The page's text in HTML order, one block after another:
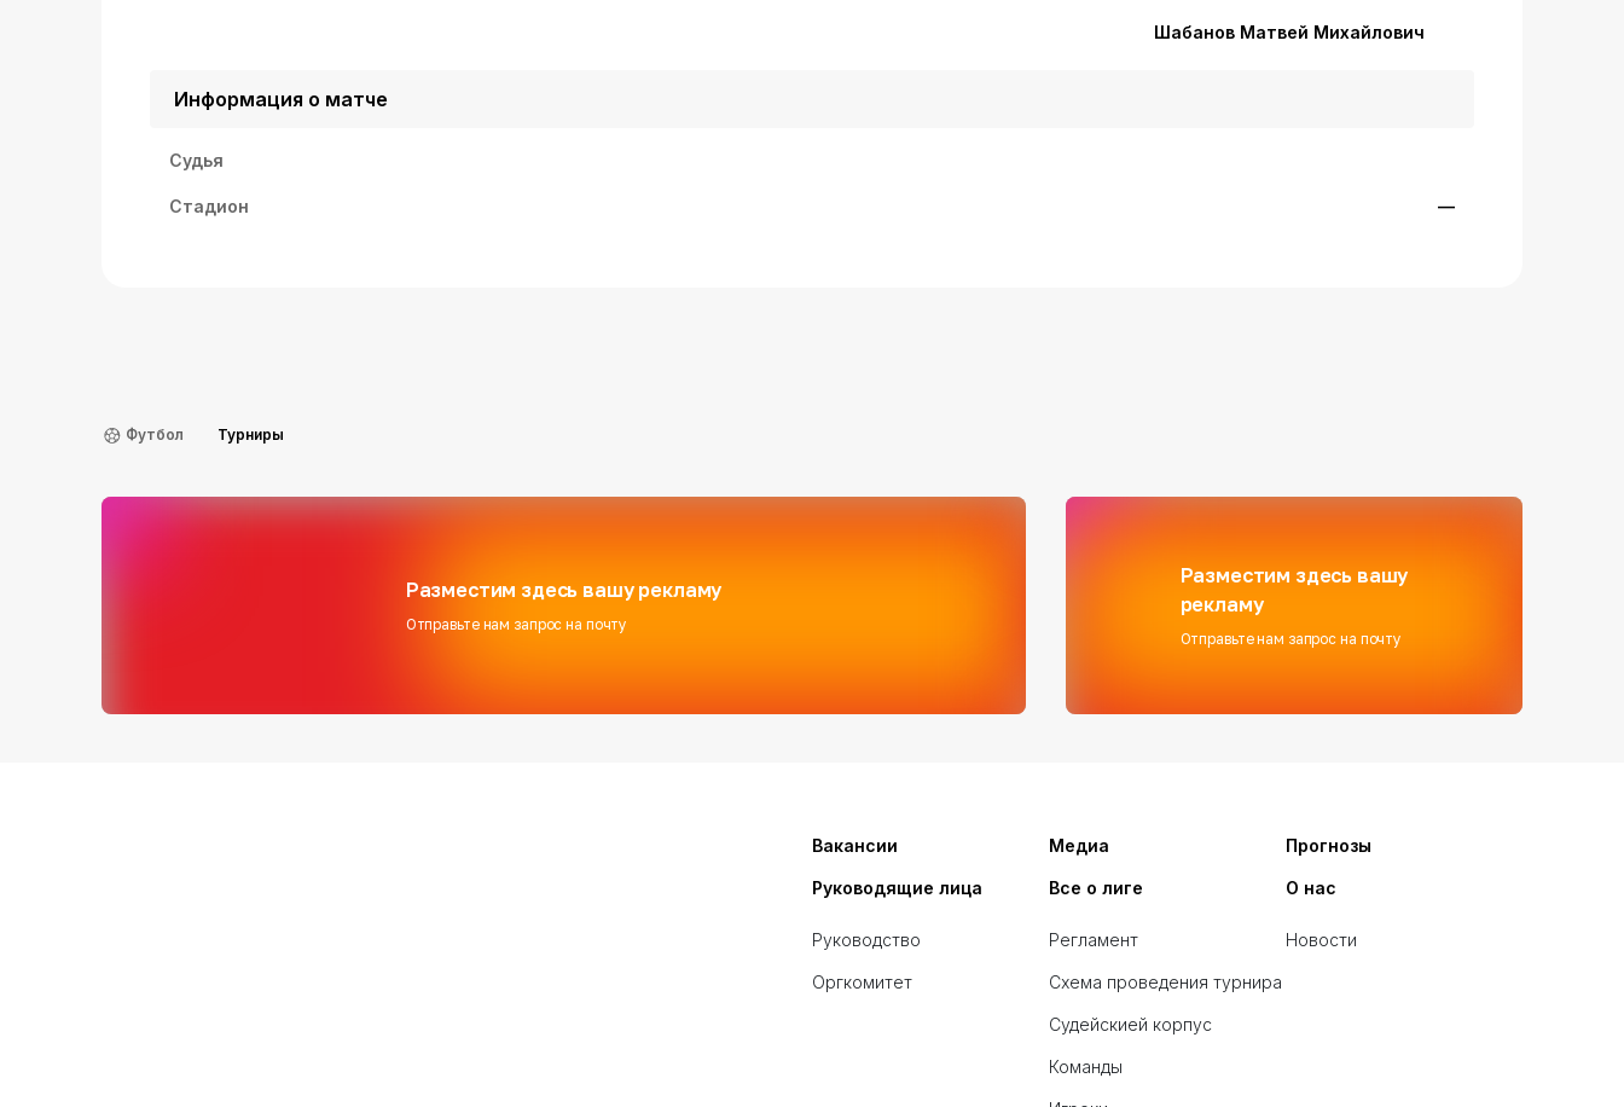
Футбол Турниры
Шабанов Матвей Михайлович
Информация о матче
Судья
Стадион —
Разместим здесь вашу рекламу
Отправьте нам запрос на почту
Разместим здесь вашу
рекламу
Отправьте нам запрос на почту
Все о лиге
Регламент
Схема проведения турнира
Судейскией корпус
Команды
Медиа Прогнозы
О нас
Новости
Вакансии
Руководящие лица
Руководство
Оргкомитет